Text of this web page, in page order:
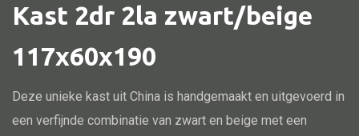
Eetkamer stoel
Fautteuil
Barstoel
Kast 2dr 2la zwart/beige
117x60x190
Deze unieke kast uit China is handgemaakt en uitgevoerd in
een verfijnde combinatie van zwart en beige met een